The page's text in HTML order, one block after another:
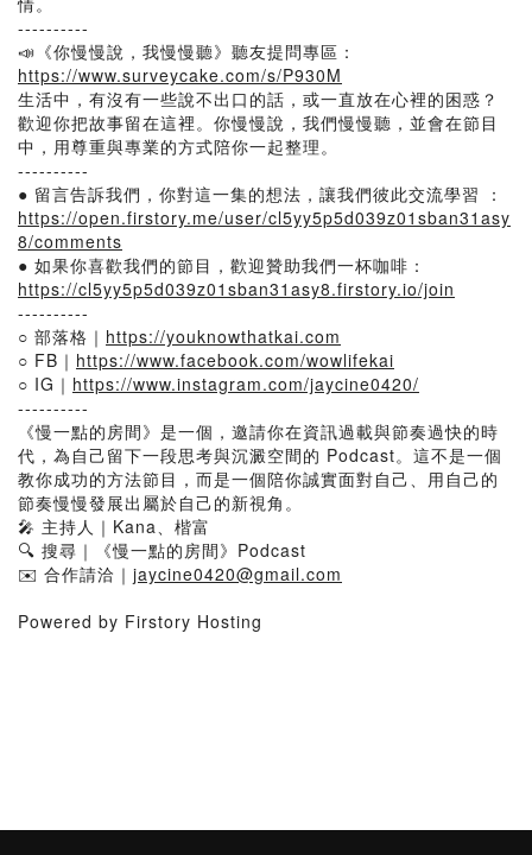
----------
📣《你慢慢說，我慢慢聽》聽友提問專區：
https://www.surveycake.com/s/P930M
生活中，有沒有一些說不出口的話，或一直放在心裡的困惑？
歡迎你把故事留在這裡。你慢慢說，我們慢慢聽，並會在節目
中，用尊重與專業的方式陪你一起整理。
----------
● 留言告訴我們，你對這一集的想法，讓我們彼此交流學習 ：
https://open.firstory.me/user/cl5yy5p5d039z01sban31asy
8/comments
● 如果你喜歡我們的節目，歡迎贊助我們一杯咖啡：
https://cl5yy5p5d039z01sban31asy8.firstory.io/join
----------
○ 部落格｜ https://youknowthatkai.com
○ FB｜ https://www.facebook.com/wowlifekai
○ IG｜ https://www.instagram.com/jaycine0420/
----------
《慢一點的房間》是一個，邀請你在資訊過載與節奏過快的時
代，為自己留下一段思考與沉澱空間的 Podcast。這不是一個
教你成功的方法節目，而是一個陪你誠實面對自己、用自己的
節奏慢慢發展出屬於自己的新視角。
🎤 主持人｜Kana、楷富
🔍 搜尋｜《慢一點的房間》Podcast
✉️ 合作請洽｜ jaycine0420@gmail.com
Powered by Firstory Hosting